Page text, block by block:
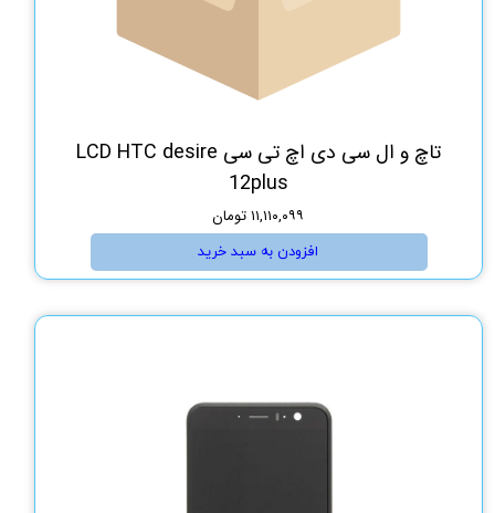
تاچ و ال سی دی اچ تی سی LCD HTC desire
12plus
۱۱,۱۱۰,۰۹۹ تومان
افزودن به سبد خرید